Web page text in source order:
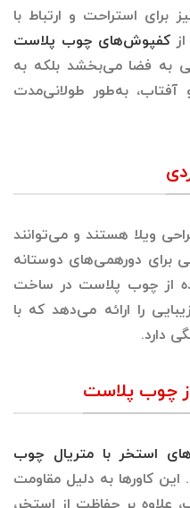
استراحت و ارتباط با
کفپوش‌های چوب پلاست
به فضا می‌بخشد بلکه به
آفتاب، به‌طور طولانی‌مدت
ویلا هستند و می‌توانند
برای دورهمی‌های دوستانه
از چوب پلاست در ساخت
را ارائه می‌دهد که با
دارد.
استخر با متریال چوب
کاورها به دلیل مقاومت